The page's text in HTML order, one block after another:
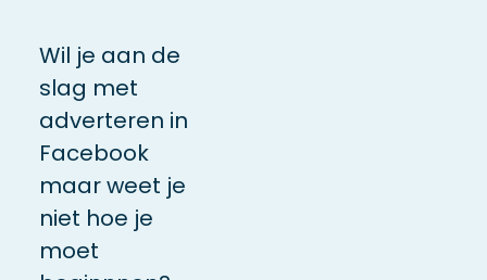
Wil je aan de
slag met
adverteren in
Facebook
maar weet je
niet hoe je
moet